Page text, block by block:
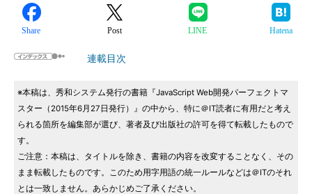
Share Post LINE Hatena
連載目次
※本稿は、秀和システム発行の書籍『JavaScript Web開発パーフェクトマ
スター（2015年6月27日発行）』の中から、特に＠IT読者に有用だと考え
られる箇所を編集部が選び、著者及び出版社の許可を得て転載したもので
す。
ご注意：本稿は、タイトルを除き、書籍の内容を改変することなく、その
まま転載したものです。このため用字用語の統一ルールなどは＠ITのそれ
とは一致しません。あらかじめご了承ください。